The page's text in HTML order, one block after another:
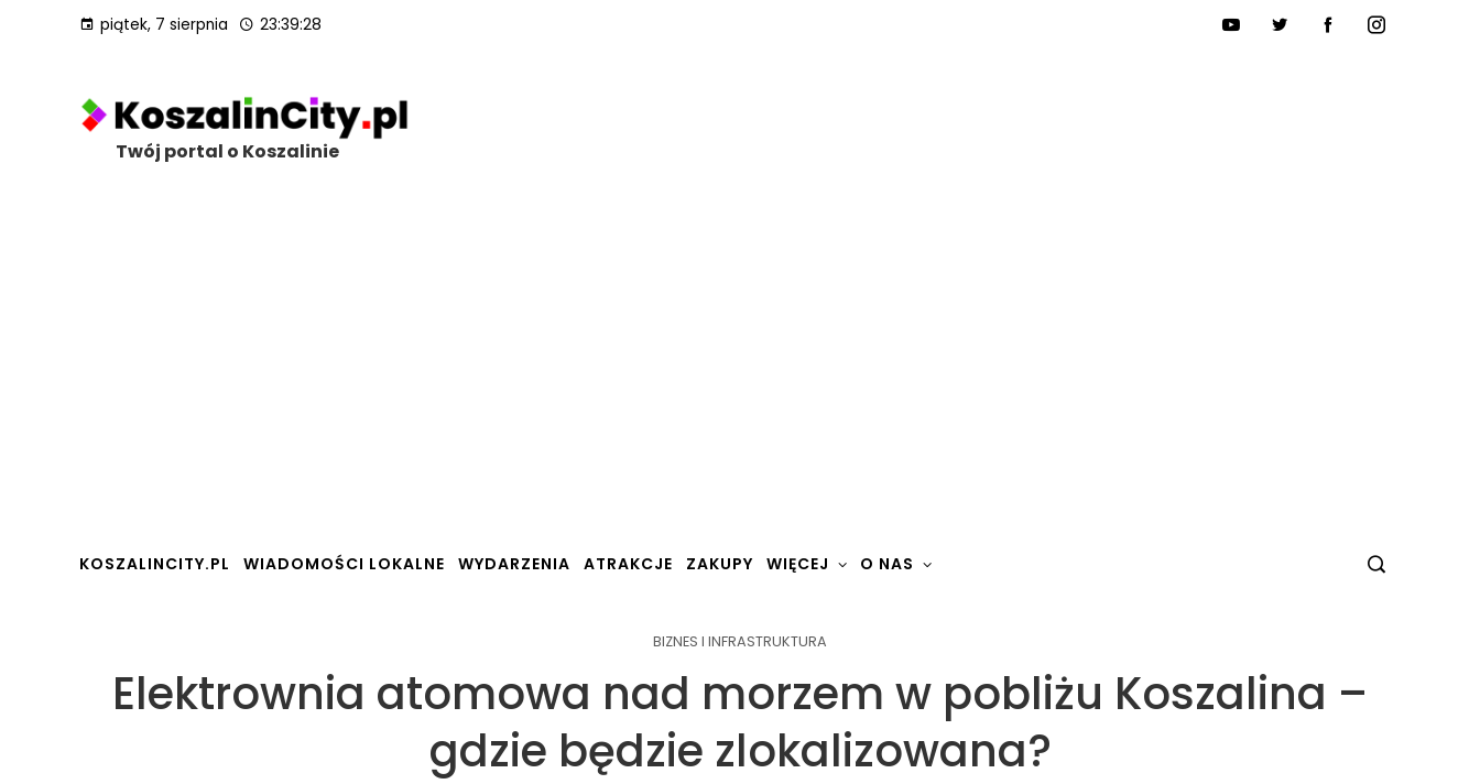
piątek, 7 sierpnia 23:39:30
Twój portal o Koszalinie
KOSZALINCITY.PL WIADOMOŚCI LOKALNE WYDARZENIA ATRAKCJE ZAKUPY WIĘCEJ O NAS
BIZNES I INFRASTRUKTURA
Elektrownia atomowa nad morzem w pobliżu Koszalina –
gdzie będzie zlokalizowana?